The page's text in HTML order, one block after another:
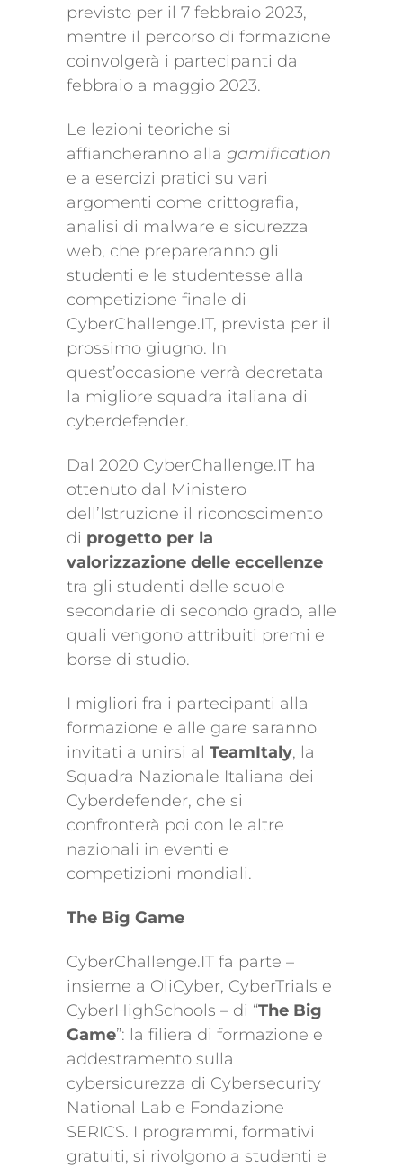
previsto per il 7 febbraio 2023,
mentre il percorso di formazione
coinvolgerà i partecipanti da
febbraio a maggio 2023.
Le lezioni teoriche si
affiancheranno alla gamification
e a esercizi pratici su vari
argomenti come crittografia,
analisi di malware e sicurezza
web, che prepareranno gli
studenti e le studentesse alla
competizione finale di
CyberChallenge.IT, prevista per il
prossimo giugno. In
quest’occasione verrà decretata
la migliore squadra italiana di
cyberdefender.
Dal 2020 CyberChallenge.IT ha
ottenuto dal Ministero
dell’Istruzione il riconoscimento
di progetto per la
valorizzazione delle eccellenze
tra gli studenti delle scuole
secondarie di secondo grado, alle
quali vengono attribuiti premi e
borse di studio.
I migliori fra i partecipanti alla
formazione e alle gare saranno
invitati a unirsi al TeamItaly, la
Squadra Nazionale Italiana dei
Cyberdefender, che si
confronterà poi con le altre
nazionali in eventi e
competizioni mondiali.
The Big Game
CyberChallenge.IT fa parte –
insieme a OliCyber, CyberTrials e
CyberHighSchools – di “The Big
Game”: la filiera di formazione e
addestramento sulla
cybersicurezza di Cybersecurity
National Lab e Fondazione
SERICS. I programmi, formativi
gratuiti, si rivolgono a studenti e